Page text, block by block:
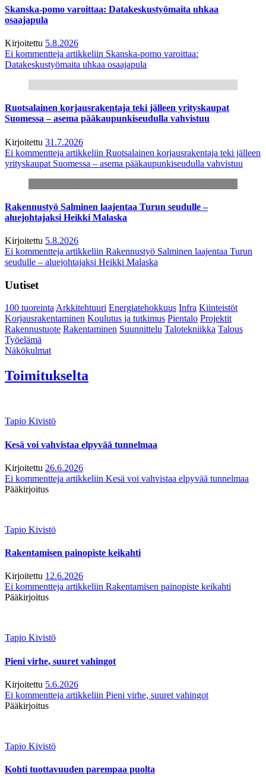
Skanska-pomo varoittaa: Datakeskustyömaita uhkaa
osaajapula
Kirjoitettu 5.8.2026
Ei kommentteja artikkeliin Skanska-pomo varoittaa:
Datakeskustyömaita uhkaa osaajapula
Ruotsalainen korjausrakentaja teki jälleen yrityskaupat
Suomessa – asema pääkaupunkiseudulla vahvistuu
Kirjoitettu 31.7.2026
Ei kommentteja artikkeliin Ruotsalainen korjausrakentaja teki jälleen
yrityskaupat Suomessa – asema pääkaupunkiseudulla vahvistuu
Rakennustyö Salminen laajentaa Turun seudulle –
aluejohtajaksi Heikki Malaska
Kirjoitettu 5.8.2026
Ei kommentteja artikkeliin Rakennustyö Salminen laajentaa Turun
seudulle – aluejohtajaksi Heikki Malaska
Uutiset
100 tuoreintaArkkitehtuuri Energiatehokkuus Infra Kiinteistöt
Korjausrakentaminen Koulutus ja tutkimus Pientalo Projektit
Rakennustuote Rakentaminen Suunnittelu Talotekniikka Talous
Työelämä
Näkökulmat
Toimitukselta
Tapio Kivistö
Kesä voi vahvistaa elpyvää tunnelmaa
Kirjoitettu 26.6.2026
Ei kommentteja artikkeliin Kesä voi vahvistaa elpyvää tunnelmaa
Pääkirjoitus
Tapio Kivistö
Rakentamisen painopiste keikahti
Kirjoitettu 12.6.2026
Ei kommentteja artikkeliin Rakentamisen painopiste keikahti
Pääkirjoitus
Tapio Kivistö
Pieni virhe, suuret vahingot
Kirjoitettu 5.6.2026
Ei kommentteja artikkeliin Pieni virhe, suuret vahingot
Pääkirjoitus
Tapio Kivistö
Kohti tuottavuuden parempaa puolta